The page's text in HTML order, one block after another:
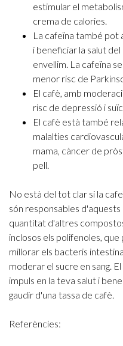
estimular el
crema de calories.
La cafeïna també pot
i beneficiar la salut
envellim. La cafeïna
menor risc de
El cafè, amb
risc de depressió i
El cafè està també
malalties
mama, càncer de
pell.
No està del tot clar si la
són responsables
quantitat d'altres
inclosos els polifenoles,
millorar els bacteris
moderar el sucre en sang.
impuls en la teva salut i
gaudir d'una tassa de cafè.
Referències: